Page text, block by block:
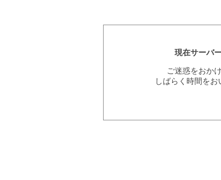
現在サーバ
ご迷惑をおか
しばらく時間を